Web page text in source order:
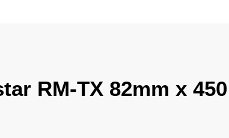
RM-TX 82mm x